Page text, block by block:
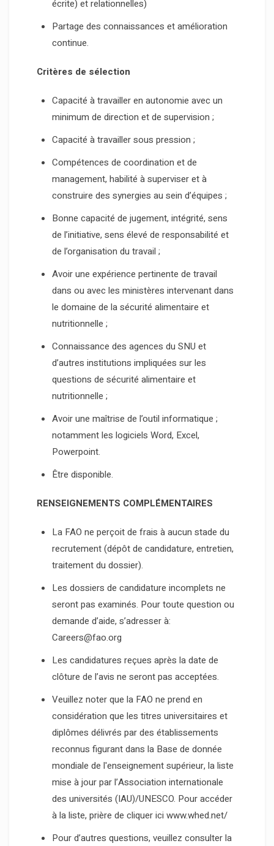
écrite) et relationnelles)
Partage des connaissances et amélioration
continue.
Critères de sélection
Capacité à travailler en autonomie avec un
minimum de direction et de supervision ;
Capacité à travailler sous pression ;
Compétences de coordination et de
management, habilité à superviser et à
construire des synergies au sein d’équipes ;
Bonne capacité de jugement, intégrité, sens
de l’initiative, sens élevé de responsabilité et
de l’organisation du travail ;
Avoir une expérience pertinente de travail
dans ou avec les ministères intervenant dans
le domaine de la sécurité alimentaire et
nutritionnelle ;
Connaissance des agences du SNU et
d’autres institutions impliquées sur les
questions de sécurité alimentaire et
nutritionnelle ;
Avoir une maîtrise de l’outil informatique ;
notamment les logiciels Word, Excel,
Powerpoint.
Être disponible.
RENSEIGNEMENTS COMPLÉMENTAIRES
La FAO ne perçoit de frais à aucun stade du
recrutement (dépôt de candidature, entretien,
traitement du dossier).
Les dossiers de candidature incomplets ne
seront pas examinés. Pour toute question ou
demande d’aide, s’adresser à:
Careers@fao.org
Les candidatures reçues après la date de
clôture de l’avis ne seront pas acceptées.
Veuillez noter que la FAO ne prend en
considération que les titres universitaires et
diplômes délivrés par des établissements
reconnus figurant dans la Base de donnée
mondiale de l'enseignement supérieur, la liste
mise à jour par l’Association internationale
des universités (IAU)/UNESCO. Pour accéder
à la liste, prière de cliquer ici www.whed.net/
Pour d’autres questions, veuillez consulter la